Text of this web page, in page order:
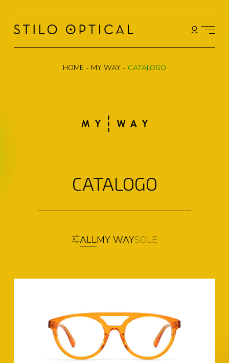
HOME - MY WAY - CATALOGO
CATALOGO
ALLMY WAYSOLE